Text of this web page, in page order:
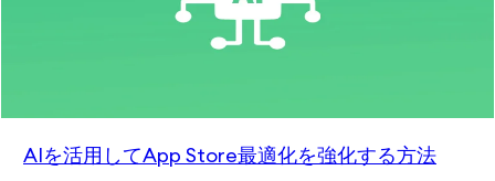
AIを活用してApp Store最適化を強化する方法